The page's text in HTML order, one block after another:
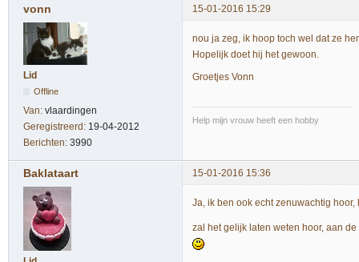
vonn 15-01-2016 15:29
Lid
Offline
Van: vlaardingen
Geregistreerd: 19-04-2012
Berichten: 3990
nou ja zeg, ik hoop toch wel dat ze
Hopelijk doet hij het gewoon.
Groetjes Vonn
Help mijn vrouw heeft een hobby
Baklataart 15-01-2016 15:36
Ja, ik ben ook echt zenuwachtig
zal het gelijk laten weten hoor, aan